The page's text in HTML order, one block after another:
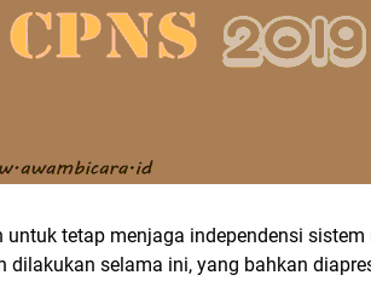
untuk tetap menjaga independensi sistem
dilakukan selama ini, yang bahkan